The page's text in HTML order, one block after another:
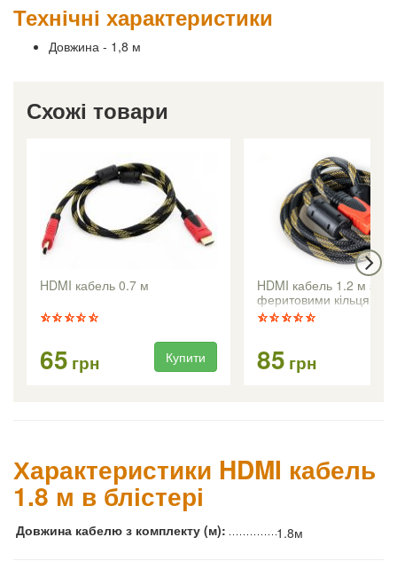
Технічні характеристики
Довжина - 1,8 м
Схожі товари
HDMI кабель 0.7 м
65 грн Купити
HDMI кабель 1.2 м з
феритовими кільцями
85 грн
Характеристики HDMI кабель
1.8 м в блістері
Довжина кабелю з комплекту (м): 1.8м